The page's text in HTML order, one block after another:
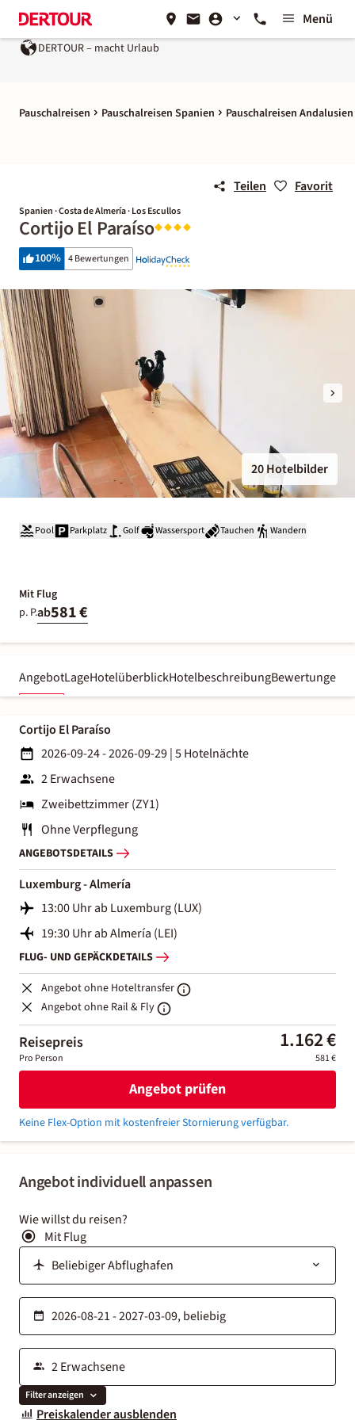
Menü
DERTOUR – macht Urlaub
Pauschalreisen Pauschalreisen Spanien Pauschalreisen Andalusien
Teilen Favorit
Spanien · Costa de Almería · Los Escullos
Cortijo El Paraíso
100% 4 Bewertungen
20 Hotelbilder
Pool Parkplatz Golf Wassersport Tauchen Wandern
Mit Flug
p. P.ab581 €
AngebotLageHotelüberblickHotelbeschreibungBewertungen
Angebot individuell anpassen
Wie willst du reisen?
Mit Flug
Filter anzeigen
Preiskalender ausblenden
Cortijo El Paraíso
2026-09-24 - 2026-09-29|5 Hotelnächte
2 Erwachsene
Zweibettzimmer (ZY1)
Ohne Verpflegung
ANGEBOTSDETAILS
Luxemburg - Almería
13:00 Uhr ab Luxemburg (LUX)
19:30 Uhr ab Almería (LEI)
FLUG- UND GEPÄCKDETAILS
Angebot ohne Hoteltransfer
Angebot ohne Rail & Fly
Reisepreis 1.162 €
Pro Person 581 €
Angebot prüfen
Keine Flex-Option mit kostenfreier Stornierung verfügbar.